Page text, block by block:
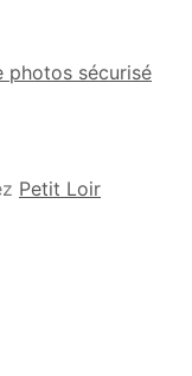
photos sécurisé
Petit Loir